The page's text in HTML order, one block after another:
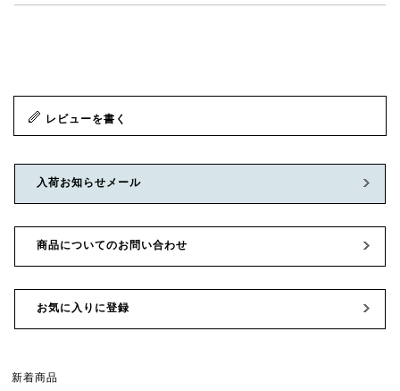
レビューを書く
入荷お知らせメール
商品についてのお問い合わせ
お気に入りに登録
新着商品